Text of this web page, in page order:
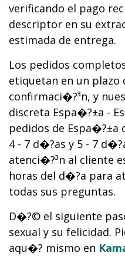
verificando el pago
descriptor en su
estimada de entrega.
Los pedidos
etiquetan en un plazo
confirmaci�?³n, y
discreta Espa�?±a -
pedidos de Espa�?±a
4 - 7 d�?­as y 5 - 7
atenci�?³n al cliente
horas del d�?­a para
todas sus preguntas.
D�?© el siguiente
sexual y su felicidad.
aqu�?­ mismo en